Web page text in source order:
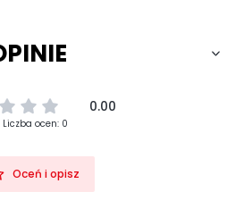
0.00
Liczba ocen: 0
Oceń i opisz